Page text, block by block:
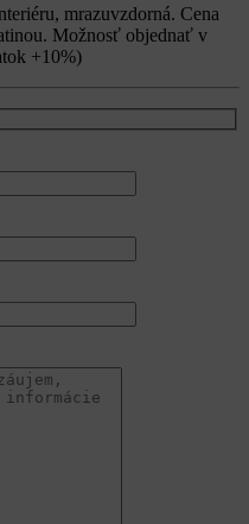
mrazuvzdorná. Cena
Možnosť objednať v
+10%)